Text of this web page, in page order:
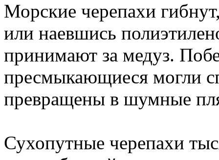
Морские черепахи
или наевшись
принимают за медуз.
пресмыкающиеся могли
превращены в шумные
Сухопутные черепахи